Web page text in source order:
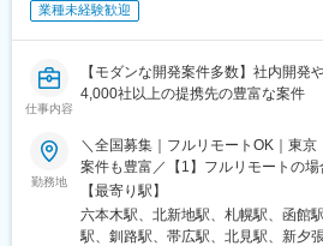
業種未経験歓迎
仕事内容
【モダンな開発案件多数】社内開発
4,000社以上の提携先の豊富な案件
勤務地
＼全国募集｜フルリモートOK｜東
案件も豊富／【1】フルリモートの
務が可能！強制的な出社日もありま
社、大阪支店、もしくは東京・大阪
クト先※転居を伴う転勤はなし※プロ
【最寄り駅】
六本木駅、北新地駅、札幌駅、函館
駅、釧路駅、帯広駅、北見駅、新夕